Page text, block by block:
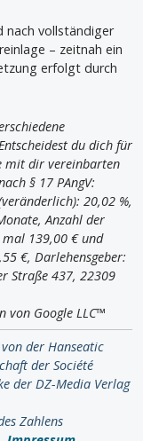
nach vollständiger
– zeitnah ein
erfolgt durch
du dich für
mit dir vereinbarten
§ 17 PAngV:
20,02 %,
Anzahl der
139,00 € und
€, Darlehensgeber:
Straße 437, 22309
von Google LLC™
der Hanseatic
der Société
der DZ-Media Verlag
Zahlens